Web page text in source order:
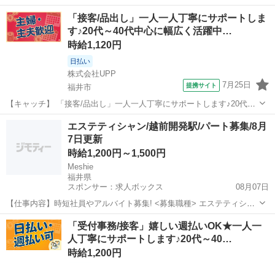
OK！「修理/問合せ対応」高時給1200円！仁愛女子高校周辺！20代～
40代のスタッフが多数活躍中★ 【コメント】 製造のお仕事をお探しの
方必見！ 「経験...
福井 福井市 その他
「接客/品出し」一人一人丁寧にサポートしま
す♪20代～40代中心に幅広く活躍中…
時給1,120円
日払い
株式会社UPP
福井市
提携サイト 7月25日
【キャッチ】 「接客/品出し」一人一人丁寧にサポートします♪20代～
40代中心に幅広く活躍中★充実の福利厚生が自慢です★ 【コメント】
週払い制度完備！ 履歴書も来社も不要のリモート登録あり◎ ～活躍中
の方々～ ＊ガッツ...
その他
エステティシャン/越前開発駅/パート募集/8月
7日更新
時給1,200円～1,500円
Meshie
福井県
スポンサー：求人ボックス
08月07日
【仕事内容】時短社員やアルバイト募集! <募集職種> エステティシャ
ン <仕事内容> 脱毛、フェイシャルエステ、ブライダルエステ等の施
術全般 電話対応、仕入れ、片付け、準備等 フェイシャル,ブライダル,
脱毛エステ,オールハンドエス...
アルバイト・パート
「受付事務/接客」嬉しい週払いOK★一人一
人丁寧にサポートします♪20代～40…
時給1,200円